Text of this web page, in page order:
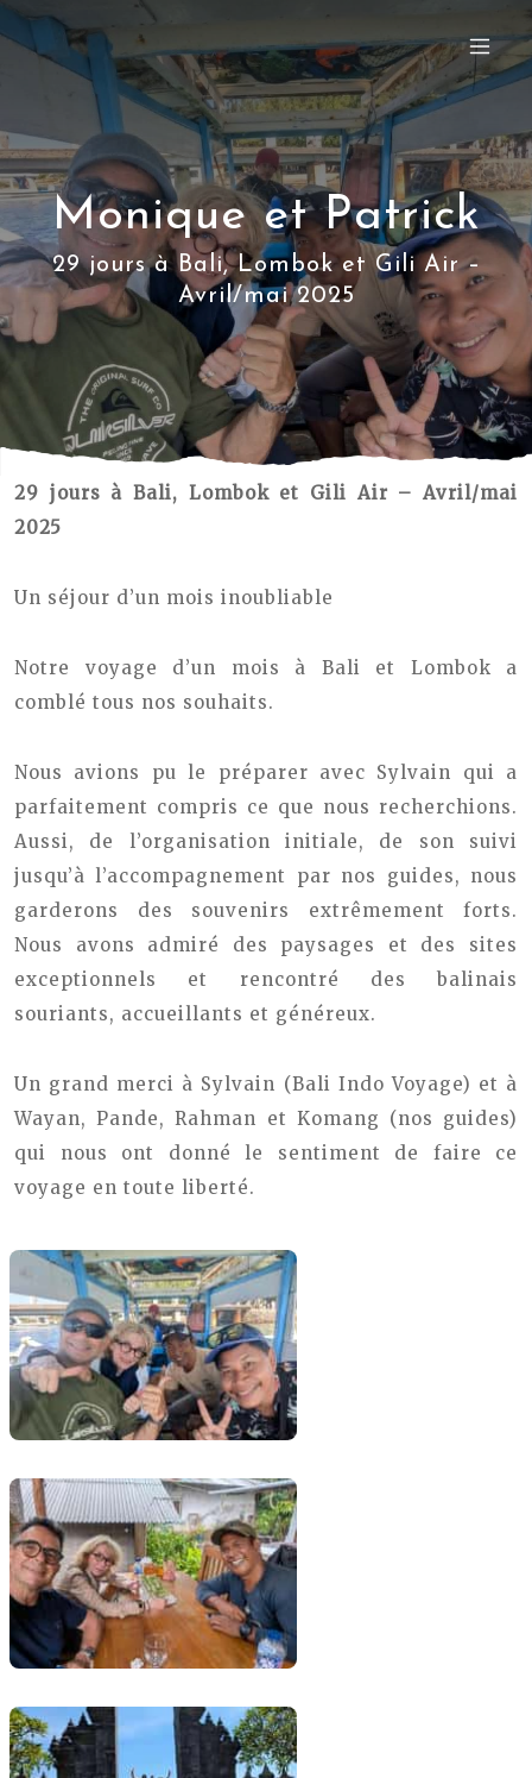
Monique et Patrick
29 jours à Bali, Lombok et Gili Air –
Avril/mai 2025
29 jours à Bali, Lombok et Gili Air – Avril/mai
2025
Un séjour d’un mois inoubliable
Notre voyage d’un mois à Bali et Lombok a
comblé tous nos souhaits.
Nous avions pu le préparer avec Sylvain qui a
parfaitement compris ce que nous recherchions.
Aussi, de l’organisation initiale, de son suivi
jusqu’à l’accompagnement par nos guides, nous
garderons des souvenirs extrêmement forts.
Nous avons admiré des paysages et des sites
exceptionnels et rencontré des balinais
souriants, accueillants et généreux.
Un grand merci à Sylvain (Bali Indo Voyage) et à
Wayan, Pande, Rahman et Komang (nos guides)
qui nous ont donné le sentiment de faire ce
voyage en toute liberté.